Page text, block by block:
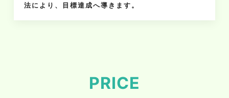
法により、目標達成へ導きます。
PRICE